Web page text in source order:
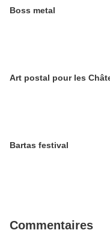
Boss metal
Art postal pour les
Bartas festival
Commentaires